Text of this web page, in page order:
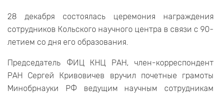
28 декабря состоялась церемония награждения
сотрудников Кольского научного центра в связи с 90-
летием со дня его образования.
Председатель ФИЦ КНЦ РАН, член-корреспондент
РАН Сергей Кривовичев вручил почетные грамоты
Минобрнауки РФ ведущим научным сотрудникам